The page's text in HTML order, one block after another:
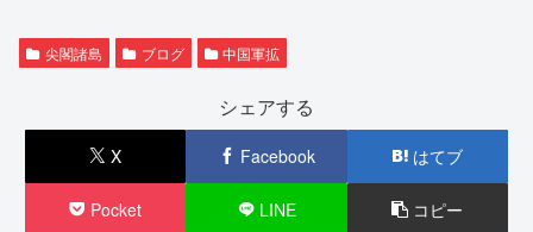
尖閣諸島 ブログ 中国軍拡
シェアする
X Facebook はてブ
Pocket LINE コピー